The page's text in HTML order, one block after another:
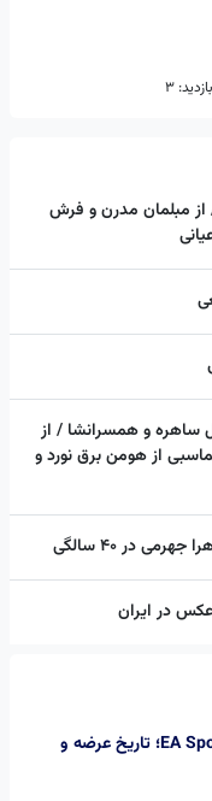
بازدید: 3
از مبلمان مدرن و فرش
ساهره و همسرانشا / از
از هومن برق نورد و
در ۴۰ سالگی
در ایران
معرفی EA Sports FC 27؛ تاریخ عرضه و